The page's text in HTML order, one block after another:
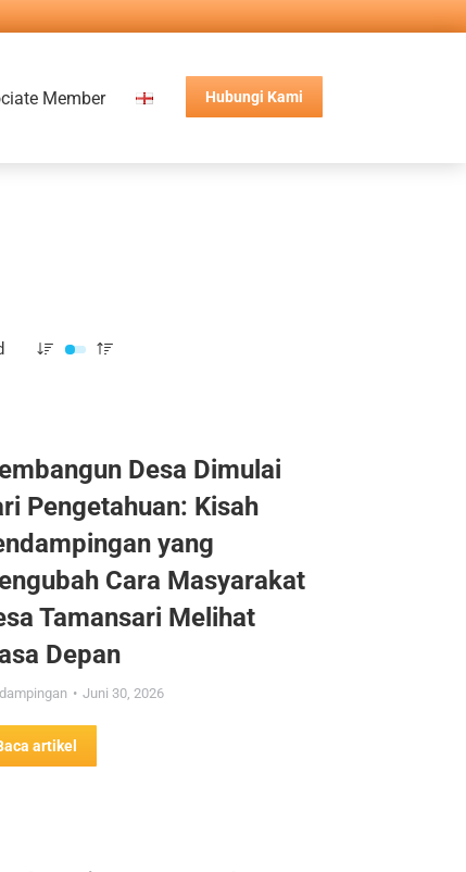
Member Hubungi Kami
Desa Dimulai
Pengetahuan: Kisah
yang
Cara Masyarakat
Tamansari Melihat
Depan
Juni 30, 2026
artikel